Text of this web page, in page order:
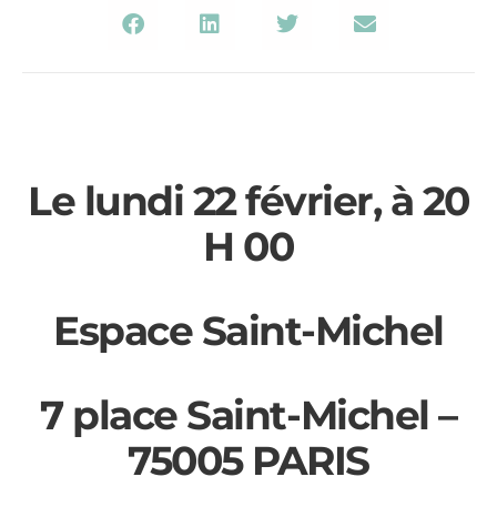
Le lundi 22 février, à 20
H 00
Espace Saint-Michel
7 place Saint-Michel –
75005 PARIS